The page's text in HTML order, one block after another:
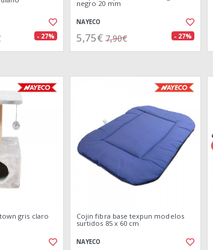
- 27%
negro 20 mm
NAYECO
5,75€ 7,90€ - 27%
gris claro
Cojin fibra base texpun modelos
surtidos 85 x 60 cm
NAYECO